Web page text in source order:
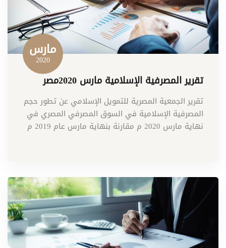
مارس
2020
تقرير المصرفية الإسلامية مارس 2020مصر
تقرير الجمعية المصرية للتمويل الإسلامي عن تطور حجم
المصرفية الإسلامية في السوق المصرفي المصري في
نهاية مارس 2020 م مقارنة بنهاية مارس عام 2019 م